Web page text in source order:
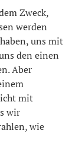
Zweck,
werden
uns mit
den einen
Aber
mit
wir
wie